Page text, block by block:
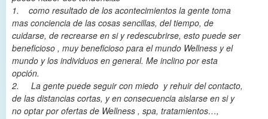
1. como resultado de los acontecimientos la gente toma
mas conciencia de las cosas sencillas, del tiempo, de
cuidarse, de recrearse en si y redescubrirse, esto puede ser
beneficioso , muy beneficioso para el mundo Wellness y el
mundo y los individuos en general. Me inclino por esta
opción.
2. La gente puede seguir con miedo y rehuir del contacto,
de las distancias cortas, y en consecuencia aislarse en si y
no optar por ofertas de Wellness , spa, tratamientos…,